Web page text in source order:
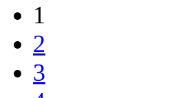
1
2
3